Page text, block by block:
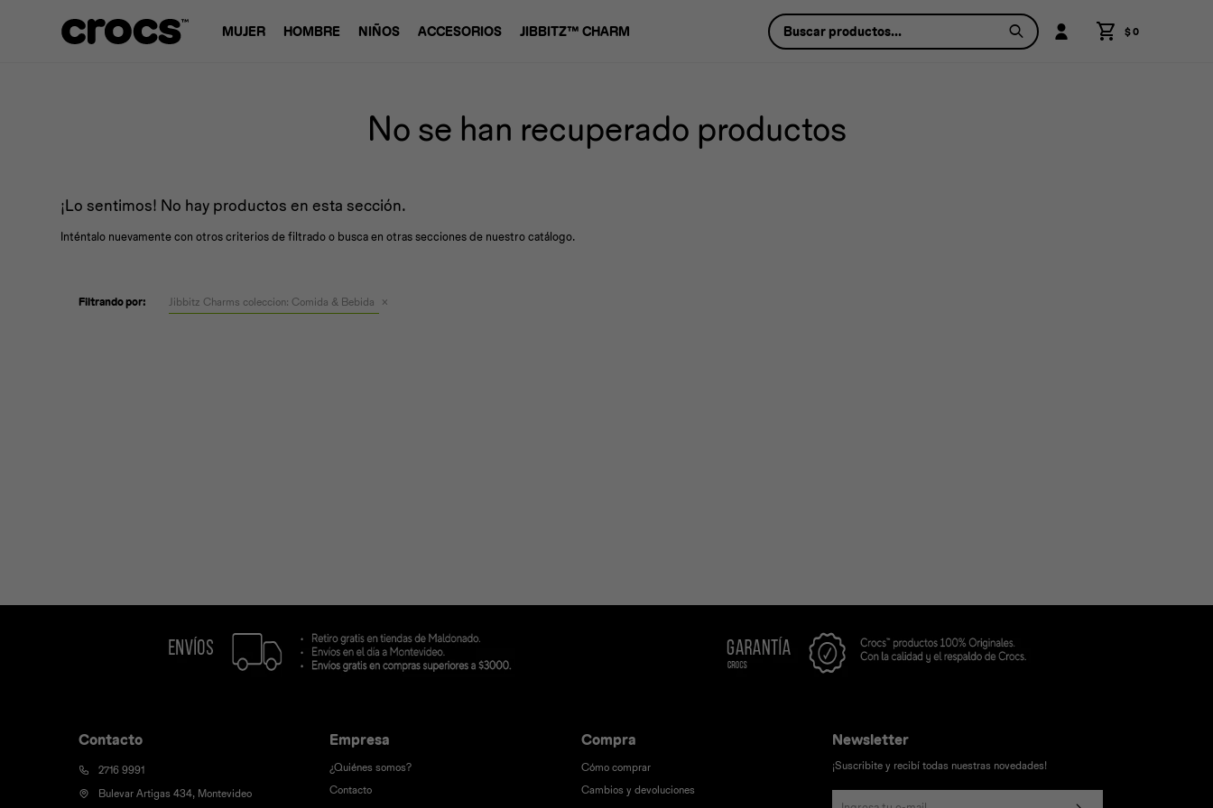
MUJER HOMBRE NIÑOS ACCESORIOS JIBBITZ™ CHARM $0
No se han recuperado productos
¡Lo sentimos! No hay productos en esta sección.
Inténtalo nuevamente con otros criterios de filtrado o busca en otras secciones de nuestro catálogo.
Filtrando por: Jibbitz Charms coleccion: Comida & Bebida
Contacto
2716 9991
Bulevar Artigas 434, Montevideo
Empresa
¿Quiénes somos?
Contacto
Compra
Cómo comprar
Cambios y devoluciones
Newsletter
¡Suscribite y recibí todas nuestras novedades!